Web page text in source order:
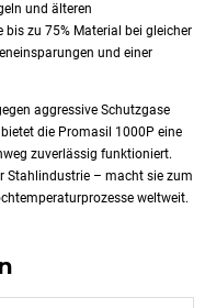
und älteren
zu 75% Material bei gleicher
und einer
aggressive Schutzgase
die Promasil 1000P eine
zuverlässig funktioniert.
Stahlindustrie – macht sie zum
weltweit.